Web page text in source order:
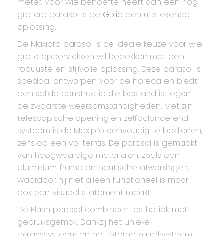
grotere parasol is de Golia een uitstekende
oplossing.
De Maxipro parasol is de ideale keuze voor wie
grote oppervlakken wil bedekken met een
robuuste en stijlvolle oplossing. Deze parasol is
speciaal ontworpen voor de horeca en biedt
een solide constructie die bestand is tegen
de zwaarste weersomstandigheden. Met zijn
telescopische opening en zelfbalancerend
systeem is de Maxipro eenvoudig te bedienen,
zelfs op een vol terras. De parasol is gemaakt
van hoogwaardige materialen, zoals een
aluminium frame en nautische afwerkingen,
waardoor hij niet alleen functioneel is maar
ook een visueel statement maakt.
De Flash parasol combineert esthetiek met
gebruiksgemak. Dankzij het unieke